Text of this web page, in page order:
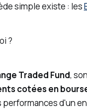
simple existe : les
?
Traded Fund,
cotées en
d'un